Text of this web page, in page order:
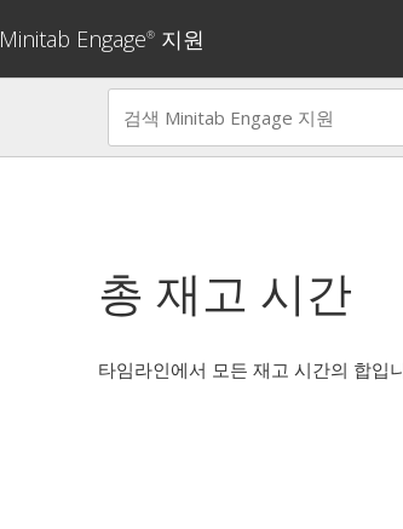
Minitab Engage® 지원
총 재고 시간
타임라인에서 모든 재고 시간의 합입